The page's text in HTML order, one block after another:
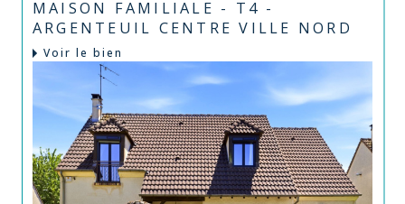
MAISON FAMILIALE - T4 -
ARGENTEUIL CENTRE VILLE NORD
Voir le bien